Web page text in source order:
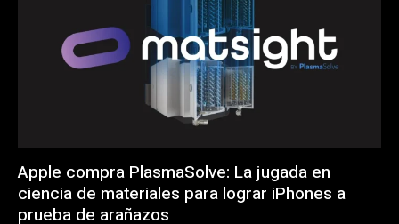
Apple compra PlasmaSolve: La jugada en
ciencia de materiales para lograr iPhones a
prueba de arañazos